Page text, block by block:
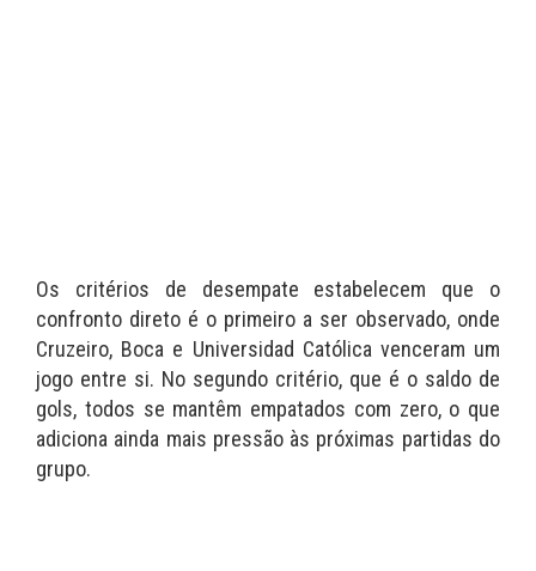
Os critérios de desempate estabelecem que o
confronto direto é o primeiro a ser observado, onde
Cruzeiro, Boca e Universidad Católica venceram um
jogo entre si. No segundo critério, que é o saldo de
gols, todos se mantêm empatados com zero, o que
adiciona ainda mais pressão às próximas partidas do
grupo.